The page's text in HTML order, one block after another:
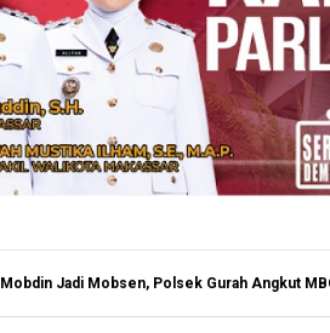
Mobdin Jadi Mobsen, Polsek Gurah Angkut